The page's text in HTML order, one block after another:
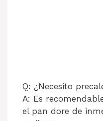
Q: ¿Necesito
A: Es
el pan dore de